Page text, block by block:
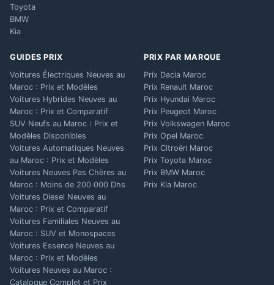
Toyota
BMW
Kia
GUIDES PRIX
Voitures Électriques Neuves au
Maroc : Prix et Modèles
Voitures Hybrides Neuves au
Maroc : Prix et Comparatif
SUV Neufs au Maroc : Prix et
Modèles Disponibles
Voitures Automatiques Neuves
au Maroc : Prix et Modèles
Voitures Neuves Pas Chères au
Maroc : Moins de 200 000 Dhs
Voitures Diesel Neuves au
Maroc : Prix et Comparatif
Voitures Familiales Neuves au
Maroc : SUV et Monospaces
Voitures Essence Neuves au
Maroc : Prix et Modèles
Voitures Neuves au Maroc :
Catalogue Complet et Prix
PRIX PAR MARQUE
Prix Dacia Maroc
Prix Renault Maroc
Prix Hyundai Maroc
Prix Peugeot Maroc
Prix Volkswagen Maroc
Prix Opel Maroc
Prix Citroën Maroc
Prix Toyota Maroc
Prix BMW Maroc
Prix Kia Maroc